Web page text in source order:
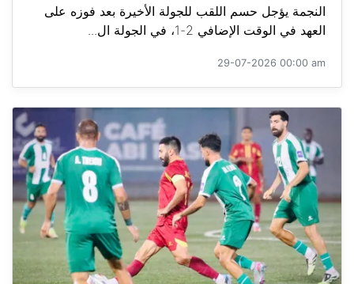
النجمة يؤجل حسم اللقب للجولة الأخيرة بعد فوزه على
العهد في الوقت الإضافي 2-1، في الجولة ال...
29-07-2026 00:00 am